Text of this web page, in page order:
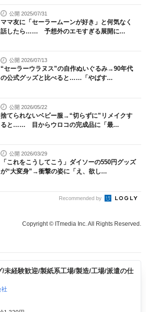
公開 2025/07/31
ママ友に「セーラームーンが好き」と何気なく
話したら…… 予想外のエモすぎる展開に...
公開 2026/07/13
“セーラーウラヌス”の自作ぬいぐるみ→90年代
の公式グッズと比べると……「やばす...
公開 2026/05/22
捨てられないベビー服→“切らずに”リメイクす
ると…… 目からウロコの完成品に「最...
公開 2026/03/29
「これをこうしてこう」ダイソーの550円グッズ
が“大変身”→衝撃の姿に「え、欲し...
Recommended by
Copyright © ITmedia Inc. All Rights Reserved.
未経験歓迎/製紙系工場/製造/工場/派遣の仕
社